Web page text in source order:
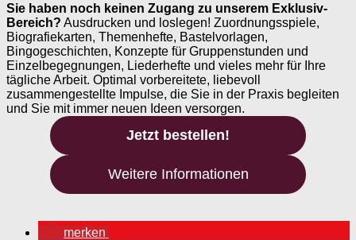
Sie haben noch keinen Zugang zu unserem Exklusiv-
Bereich? Ausdrucken und loslegen! Zuordnungsspiele,
Biografiekarten, Themenhefte, Bastelvorlagen,
Bingogeschichten, Konzepte für Gruppenstunden und
Einzelbegegnungen, Liederhefte und vieles mehr für Ihre
tägliche Arbeit. Optimal vorbereitete, liebevoll
zusammengestellte Impulse, die Sie in der Praxis begleiten
und Sie mit immer neuen Ideen versorgen.
Jetzt bestellen!
Weitere Informationen
merken